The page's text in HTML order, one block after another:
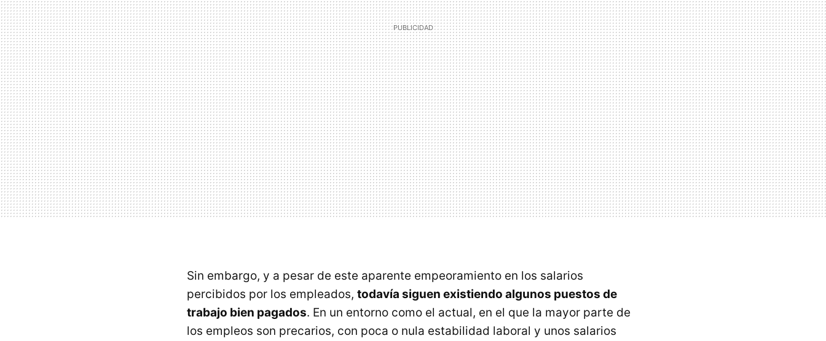
Sin embargo, y a pesar de este aparente empeoramiento en los salarios
percibidos por los empleados, todavía siguen existiendo algunos puestos de
trabajo bien pagados. En un entorno como el actual, en el que la mayor parte de
los empleos son precarios, con poca o nula estabilidad laboral y unos salarios